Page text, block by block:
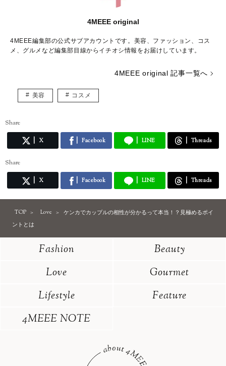
4MEEE original
4MEEE編集部の公式サブアカウントです。美容、ファッション、コス
メ、グルメなど編集部目線からイチオシ情報をお届けしています。
4MEEE original 記事一覧へ
美容 コスメ
Share
X Facebook LINE Threads
Share
X Facebook LINE Threads
TOP Love
ケンカでカップルの相性が分かるって本当！？見極めるポイ
ントとは
Fashion
Beauty
Love
Gourmet
Lifestyle
Feature
4MEEE NOTE